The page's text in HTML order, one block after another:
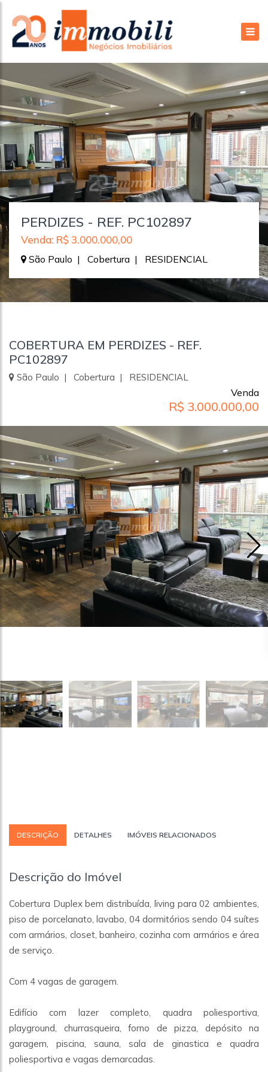
PERDIZES - REF. PC102897
Venda: R$ 3.000.000,00
São Paulo | Cobertura | RESIDENCIAL
COBERTURA EM PERDIZES - REF.
PC102897
São Paulo | Cobertura | RESIDENCIAL
Venda
R$ 3.000.000,00
DESCRIÇÃO DETALHES IMÓVEIS RELACIONADOS
Descrição do Imóvel
Cobertura Duplex bem distribuída, living para 02 ambientes,
piso de porcelanato, lavabo, 04 dormitórios sendo 04 suítes
com armários, closet, banheiro, cozinha com armários e área
de serviço.
Com 4 vagas de garagem.
Edifício com lazer completo, quadra poliesportiva,
playground, churrasqueira, forno de pizza, depósito na
garagem, piscina, sauna, sala de ginastica e quadra
poliesportiva e vagas demarcadas.